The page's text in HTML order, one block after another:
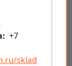
+7
sklad